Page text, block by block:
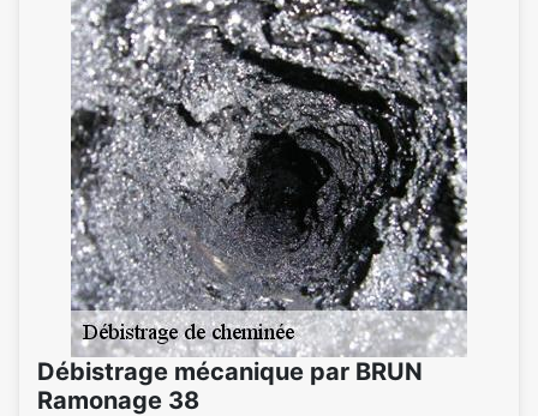
Débistrage mécanique par BRUN
Ramonage 38